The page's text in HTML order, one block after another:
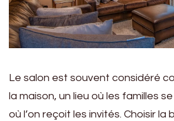
Le salon est souvent considéré
la maison, un lieu où les familles
où l’on reçoit les invités. Choisir la